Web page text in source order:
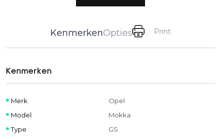
KenmerkenOpties Print
Kenmerken
Merk
Opel
Model
Mokka
Type
GS